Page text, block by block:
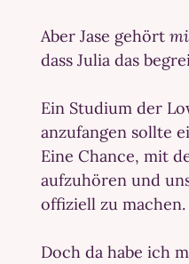
Aber Jase gehört
dass Julia das
Ein Studium der
anzufangen sollte
Eine Chance, mit
aufzuhören und
offiziell zu machen.
Doch da habe ich